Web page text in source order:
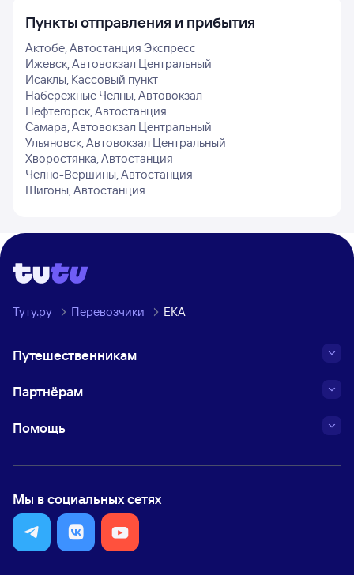
Пункты отправления и прибытия
Актобе, Автостанция Экспресс
Ижевск, Автовокзал Центральный
Исаклы, Кассовый пункт
Набережные Челны, Автовокзал
Нефтегорск, Автостанция
Самара, Автовокзал Центральный
Ульяновск, Автовокзал Центральный
Хворостянка, Автостанция
Челно-Вершины, Автостанция
Шигоны, Автостанция
Туту.ру Перевозчики ЕКА
Путешественникам
Партнёрам
Помощь
Мы в социальных сетях